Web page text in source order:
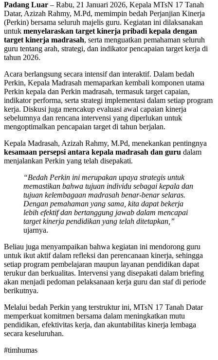
Padang Luar – Rabu, 21 Januari 2026, Kepala MTsN 17 Tanah
Datar, Azizah Rahmy, M.Pd, memimpin bedah Perjanjian Kinerja
(Perkin) bersama seluruh majelis guru. Kegiatan ini dilaksanakan
untuk menyelaraskan target kinerja pribadi kepala dengan
target kinerja madrasah, serta menguatkan pemahaman seluruh
guru tentang arah, strategi, dan indikator pencapaian target kerja di
tahun 2026.
Acara berlangsung secara intensif dan interaktif. Dalam bedah
Perkin, Kepala Madrasah memaparkan kembali komponen utama
Perkin kepala dan Perkin madrasah, termasuk target capaian,
indikator performa, serta strategi implementasi dalam setiap program
kerja. Diskusi juga mencakup evaluasi awal capaian kinerja
sebelumnya dan rencana intervensi yang diperlukan untuk
mengoptimalkan pencapaian target di tahun berjalan.
Kepala Madrasah, Azizah Rahmy, M.Pd, menekankan pentingnya
kesamaan persepsi antara kepala madrasah dan guru dalam
menjalankan Perkin yang telah disepakati.
“Bedah Perkin ini merupakan upaya strategis untuk
memastikan bahwa tujuan individu sebagai kepala dan
tujuan kelembagaan madrasah benar-benar selaras.
Dengan pemahaman yang sama, kita dapat bekerja
lebih efektif dan bertanggung jawab dalam mencapai
target kinerja pendidikan yang telah ditetapkan,”
ujarnya.
Beliau juga menyampaikan bahwa kegiatan ini mendorong guru
untuk ikut aktif dalam refleksi dan perencanaan kinerja, sehingga
setiap program pembelajaran maupun layanan pendidikan dapat
terukur dan berkualitas. Intervensi yang disepakati dalam briefing
akan menjadi pedoman pelaksanaan kerja guru dan staf di periode
berikutnya.
Melalui bedah Perkin yang terstruktur ini, MTsN 17 Tanah Datar
memperkuat komitmen bersama dalam meningkatkan mutu
pendidikan, efektivitas kerja, dan akuntabilitas kinerja lembaga
secara keseluruhan.
#timhumas